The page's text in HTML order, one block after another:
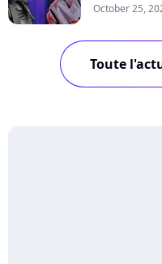
October 25,
Toute